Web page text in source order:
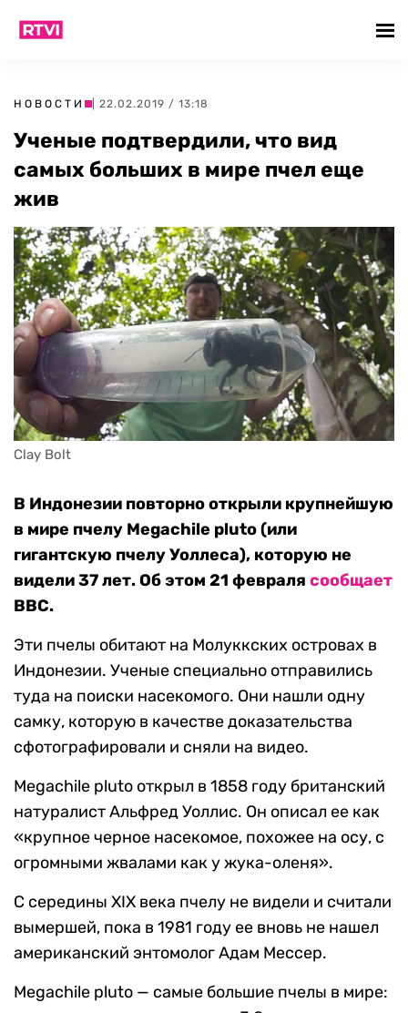
НОВОСТИ | 22.02.2019 / 13:18
Ученые подтвердили, что вид
самых больших в мире пчел еще
жив
Clay Bolt
В Индонезии повторно открыли крупнейшую
в мире пчелу Megachile pluto (или
гигантскую пчелу Уоллеса), которую не
видели 37 лет. Об этом 21 февраля сообщает
BBC.
Эти пчелы обитают на Молуккских островах в
Индонезии. Ученые специально отправились
туда на поиски насекомого. Они нашли одну
самку, которую в качестве доказательства
сфотографировали и сняли на видео.
Megachile pluto открыл в 1858 году британский
натуралист Альфред Уоллис. Он описал ее как
«крупное черное насекомое, похожее на осу, с
огромными жвалами как у жука-оленя».
С середины XIX века пчелу не видели и считали
вымершей, пока в 1981 году ее вновь не нашел
американский энтомолог Адам Мессер.
Megachile pluto — самые большие пчелы в мире: